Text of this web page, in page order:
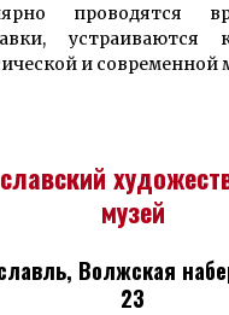
проводятся
устраиваются
и современной
музей
Волжская
23